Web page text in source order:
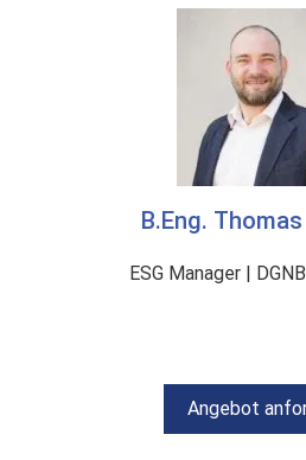
B.Eng.
ESG Manager |
Angebot